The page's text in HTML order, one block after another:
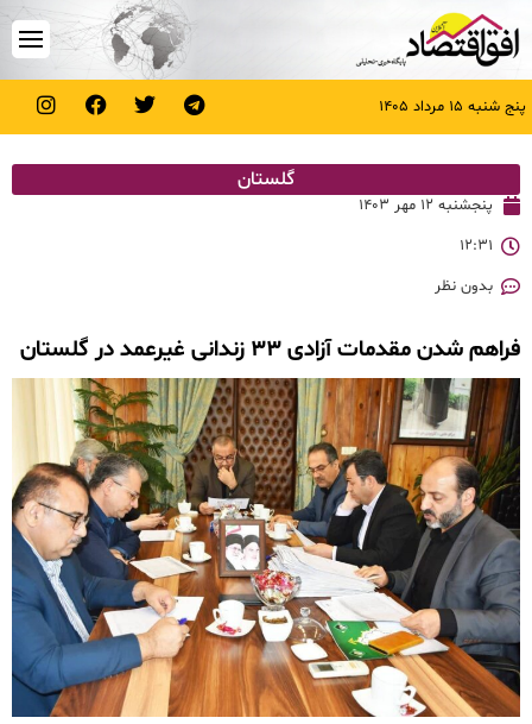
پنج شنبه ۱۵ مرداد ۱۴۰۵
گلستان
پنجشنبه ۱۲ مهر ۱۴۰۳
۱۲:۳۱
بدون نظر
فراهم شدن مقدمات آزادی ۳۳ زندانی غیرعمد در گلستان